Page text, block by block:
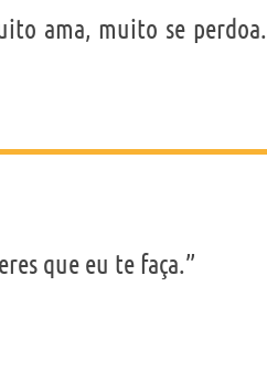
ama, muito se
que eu te faça.”